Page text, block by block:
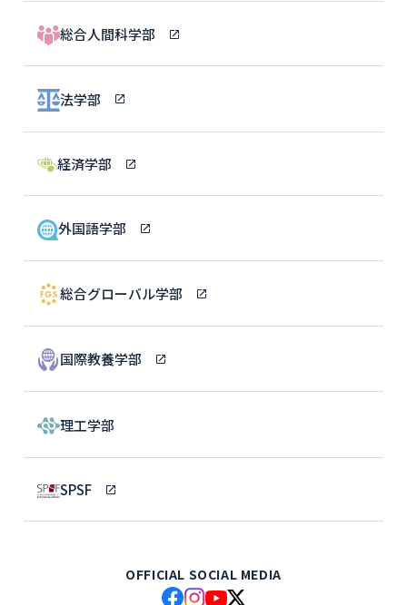
総合人間科学部
法学部
経済学部
外国語学部
総合グローバル学部
国際教養学部
理工学部
SPSF
OFFICIAL SOCIAL MEDIA